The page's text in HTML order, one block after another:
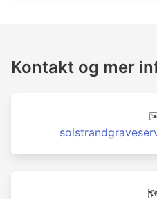
Kontakt og mer